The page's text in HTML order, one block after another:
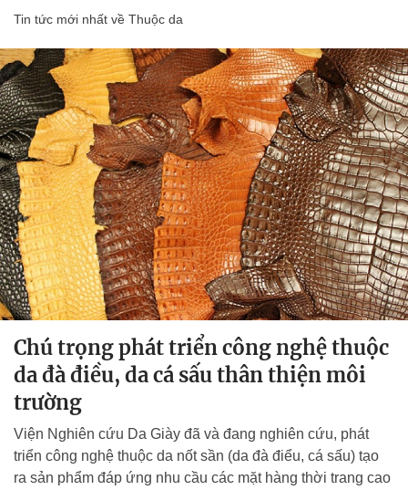
Tin tức mới nhất về Thuộc da
Chú trọng phát triển công nghệ thuộc
da đà điều, da cá sấu thân thiện môi
trường
Viện Nghiên cứu Da Giày đã và đang nghiên cứu, phát
triển công nghệ thuộc da nốt sần (da đà điểu, cá sấu) tạo
ra sản phẩm đáp ứng nhu cầu các mặt hàng thời trang cao